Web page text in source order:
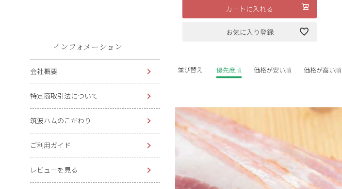
インフォメーション
会社概要
特定商取引法について
筑波ハムのこだわり
ご利用ガイド
レビューを見る
カートに入れる
お気に入り登録
並び替え 優先度順 価格が安い順 価格が高い順